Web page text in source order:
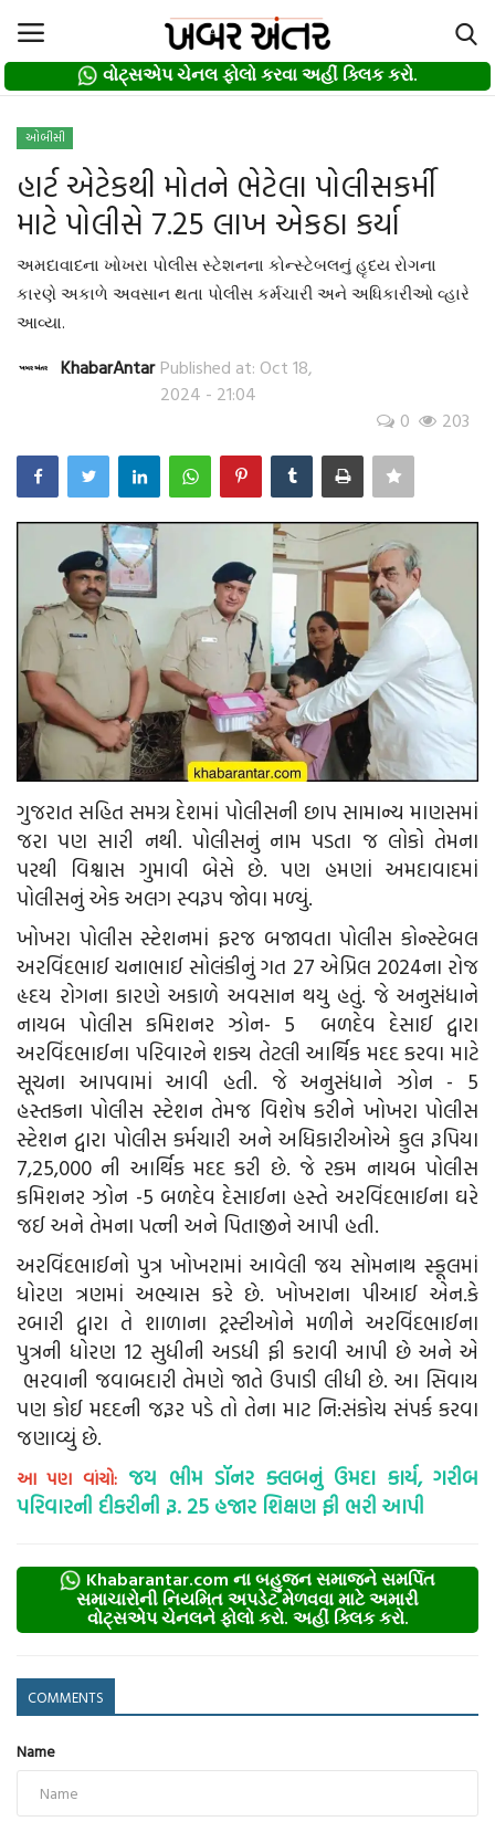
વોટ્સએપ ચેનલ ફોલો કરવા અહીં ક્લિક કરો.
વોટ્સએપ ચેનલ ફોલો કરવા અહીં ક્લિક કરો.
Home
દલિત
About us
Contact
Gallery
ઓબીસી
લઘુમતી
સ્પેશ્યલ સ્ટોરી
વિચાર સાહિત્ય
બહુજનનાયક
Language
ઓબીસી
હાર્ટ એટેકથી મોતને ભેટેલા પોલીસકર્મી
માટે પોલીસે 7.25 લાખ એકઠા કર્યા
અમદાવાદના ખોખરા પોલીસ સ્ટેશનના કોન્સ્ટેબલનું હૃદય રોગના
કારણે અકાળે અવસાન થતા પોલીસ કર્મચારી અને અધિકારીઓ વ્હારે
આવ્યા.
KhabarAntar Published at: Oct 18,
2024 - 21:04
0
203
ગુજરાત સહિત સમગ્ર દેશમાં પોલીસની છાપ સામાન્ય માણસમાં
જરા પણ સારી નથી. પોલીસનું નામ પડતા જ લોકો તેમના
પરથી વિશ્વાસ ગુમાવી બેસે છે. પણ હમણાં અમદાવાદમાં
પોલીસનું એક અલગ સ્વરૂપ જોવા મળ્યું.
ખોખરા પોલીસ સ્ટેશનમાં ફરજ બજાવતા પોલીસ કોન્સ્ટેબલ
અરવિંદભાઈ ચનાભાઈ સોલંકીનું ગત 27 એપ્રિલ 2024ના રોજ
હૃદય રોગના કારણે અકાળે અવસાન થયુ હતું. જે અનુસંધાને
નાયબ પોલીસ કમિશનર ઝોન- 5 બળદેવ દેસાઈ દ્વારા
અરવિંદભાઈના પરિવારને શક્ય તેટલી આર્થિક મદદ કરવા માટે
સૂચના આપવામાં આવી હતી. જે અનુસંધાને ઝોન - 5
હસ્તકના પોલીસ સ્ટેશન તેમજ વિશેષ કરીને ખોખરા પોલીસ
સ્ટેશન દ્વારા પોલીસ કર્મચારી અને અધિકારીઓએ કુલ રૂપિયા
7,25,000 ની આર્થિક મદદ કરી છે. જે રકમ નાયબ પોલીસ
કમિશનર ઝોન -5 બળદેવ દેસાઈના હસ્તે અરવિંદભાઈના ઘરે
જઈ અને તેમના પત્ની અને પિતાજીને આપી હતી.
અરવિંદભાઈનો પુત્ર ખોખરામાં આવેલી જય સોમનાથ સ્કૂલમાં
ધોરણ ત્રણમાં અભ્યાસ કરે છે. ખોખરાના પીઆઈ એન.કે
રબારી દ્વારા તે શાળાના ટ્રસ્ટીઓને મળીને અરવિંદભાઈના
પુત્રની ધોરણ 12 સુધીની અડધી ફી કરાવી આપી છે અને એ
ભરવાની જવાબદારી તેમણે જાતે ઉપાડી લીધી છે. આ સિવાય
પણ કોઈ મદદની જરૂર પડે તો તેના માટ નિ:સંકોચ સંપર્ક કરવા
જણાવ્યું છે.
આ પણ વાંચો: જય ભીમ ડૉનર ક્લબનું ઉમદા કાર્ય, ગરીબ
પરિવારની દીકરીની રૂ. 25 હજાર શિક્ષણ ફી ભરી આપી
Khabarantar.com ના બહુજન સમાજને સમર્પિત
સમાચારોની નિયમિત અપડેટ મેળવવા માટે અમારી
વોટ્સએપ ચેનલને ફોલો કરો. અહીં ક્લિક કરો.
COMMENTS
Name